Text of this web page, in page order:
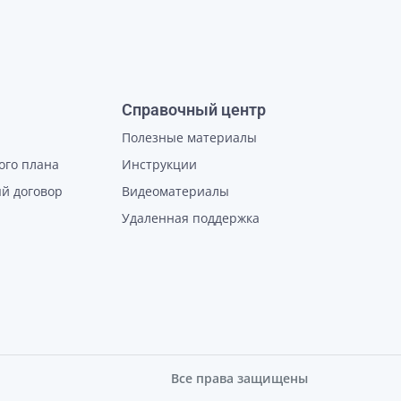
плана
договор
Справочный центр
Полезные материалы
Инструкции
Видеоматериалы
Удаленная поддержка
Все права защищены